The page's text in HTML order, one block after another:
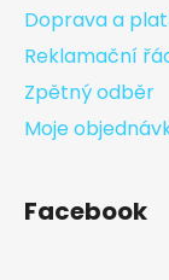
Doprava a
Reklamační
Zpětný odběr
Moje
Facebook